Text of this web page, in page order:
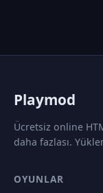
Playmod
Ücretsiz online
daha fazlası.
OYUNLAR